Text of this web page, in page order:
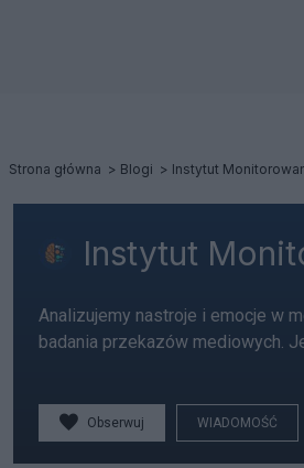
Strona główna Blogi Instytut
Instytut
Analizujemy nastroje i emocje w
badania przekazów mediowych.
Obserwuj WIADOMOŚĆ